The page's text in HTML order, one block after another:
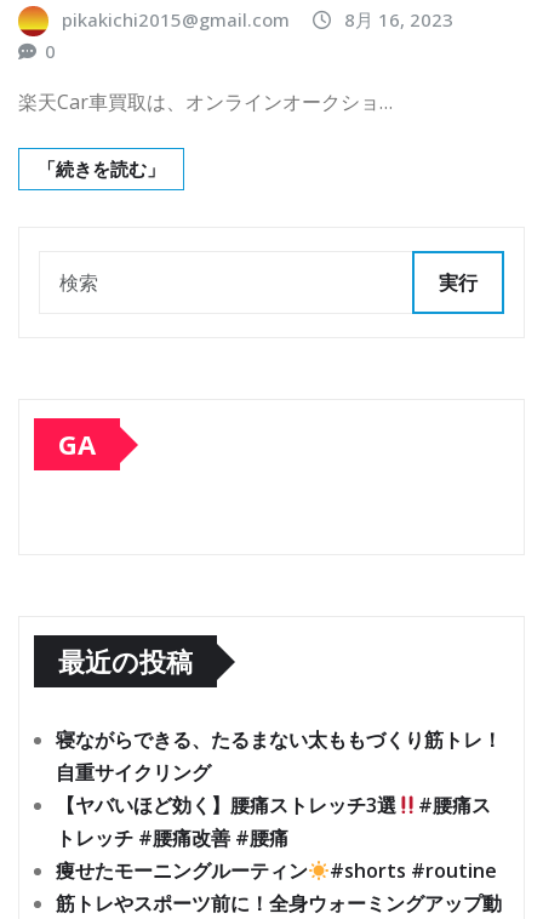
pikakichi2015@gmail.com
8月 16, 2023
0
楽天Car車買取は、オンラインオークショ…
「続きを読む」
実行
GA
最近の投稿
寝ながらできる、たるまない太ももづくり筋トレ！
自重サイクリング
【ヤバいほど効く】腰痛ストレッチ3選
#腰痛ス
トレッチ #腰痛改善 #腰痛
痩せたモーニングルーティン
#shorts #routine
筋トレやスポーツ前に！全身ウォーミングアップ動